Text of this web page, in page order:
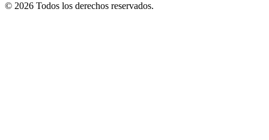
© 2026 Todos los derechos reservados.